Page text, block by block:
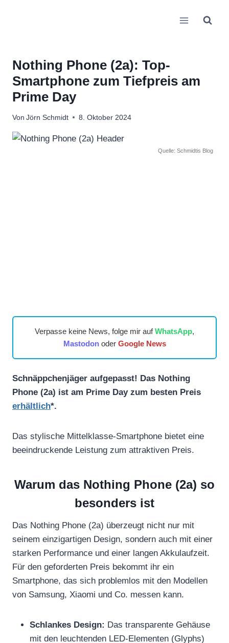
Nothing Phone (2a): Top-
Smartphone zum Tiefpreis am
Prime Day
Von Jörn Schmidt 8. Oktober 2024
Quelle: Schmidtis Blog
Verpasse keine News, folge mir aufWhatsApp,
Mastodonoder Google News
Schnäppchenjäger aufgepasst! Das Nothing
Phone (2a) ist am Prime Day zum besten Preis
erhältlich*.
Das stylische Mittelklasse-Smartphone bietet eine
beeindruckende Leistung zum attraktiven Preis.
Warum das Nothing Phone (2a) so
besonders ist
Das Nothing Phone (2a) überzeugt nicht nur mit
seinem einzigartigen Design, sondern auch mit einer
starken Performance und einer langen Akkulaufzeit.
Für den geforderten Preis bekommt ihr ein
Smartphone, das sich problemlos mit den Modellen
von Samsung, Xiaomi und Co. messen kann.
Schlankes Design: Das transparente Gehäuse
mit den leuchtenden LED-Elementen (Glyphs)